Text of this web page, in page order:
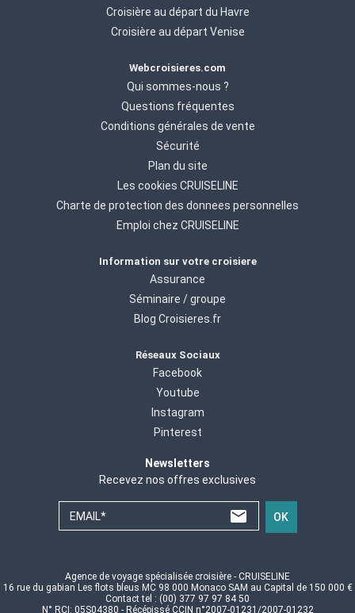
Croisière au départ du Havre
Croisière au départ Venise
Webcroisieres.com
Qui sommes-nous ?
Questions fréquentes
Conditions générales de vente
Sécurité
Plan du site
Les cookies CRUISELINE
Charte de protection des donnees personnelles
Emploi chez CRUISELINE
Information sur votre croisiere
Assurance
Séminaire / groupe
Blog Croisieres.fr
Réseaux Sociaux
Facebook
Youtube
Instagram
Pinterest
Newsletters
Recevez nos offres exclusives
EMAIL* OK
Agence de voyage spécialisée croisière - CRUISELINE
16 rue du gabian Les flots bleus MC 98 000 Monaco SAM au Capital de 150 000 €
Contact tel : (00) 377 97 97 84 50
N° RCI: 05S04380 - Récépissé CCIN n°2007-01231/2007-01232